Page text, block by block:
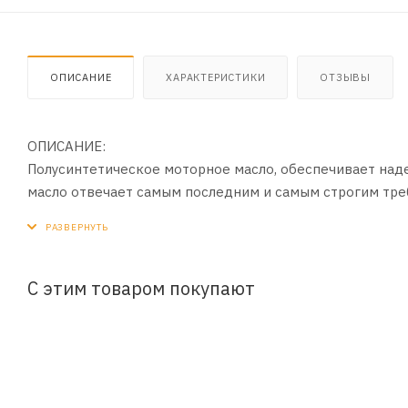
ОПИСАНИЕ ХАРАКТЕРИСТИКИ ОТЗЫВЫ
ОПИСАНИЕ:
Полусинтетическое моторное масло, обеспечивает
масло отвечает самым последним и самым строгим
Рекомендуется для применения в четырехтактных
С этим товаром покупают